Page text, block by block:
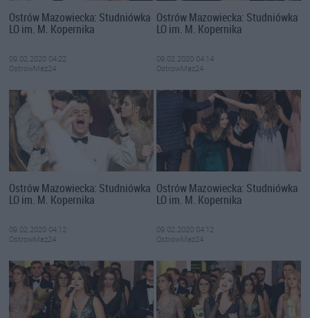
Ostrów Mazowiecka: Studniówka
LO im. M. Kopernika
09.02.2020 04:22
OstrowMaz24
Ostrów Mazowiecka: Studniówka
LO im. M. Kopernika
09.02.2020 04:14
OstrowMaz24
Ostrów Mazowiecka: Studniówka
LO im. M. Kopernika
09.02.2020 04:12
OstrowMaz24
Ostrów Mazowiecka: Studniówka
LO im. M. Kopernika
09.02.2020 04:12
OstrowMaz24